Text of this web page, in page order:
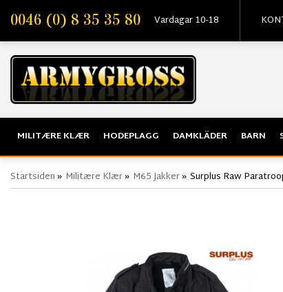
0046 (0) 8 35 35 80 Vardagar 10-18
MILITÆRE KLÆR HODEPLAGG DAMKLÄDER BARN
Startsiden» Militære Klær» M65 Jakker» Surplus Raw